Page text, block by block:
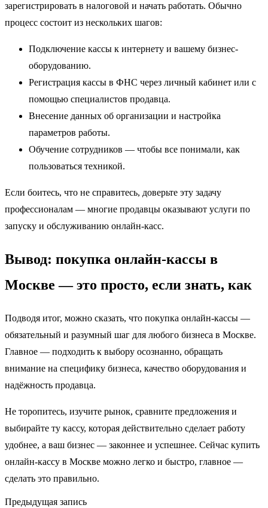
зарегистрировать в налоговой и начать работать. Обычно
процесс состоит из нескольких шагов:
Подключение кассы к интернету и вашему бизнес-
оборудованию.
Регистрация кассы в ФНС через личный кабинет или с
помощью специалистов продавца.
Внесение данных об организации и настройка
параметров работы.
Обучение сотрудников — чтобы все понимали, как
пользоваться техникой.
Если боитесь, что не справитесь, доверьте эту задачу
профессионалам — многие продавцы оказывают услуги по
запуску и обслуживанию онлайн-касс.
Вывод: покупка онлайн-кассы в
Москве — это просто, если знать, как
Подводя итог, можно сказать, что покупка онлайн-кассы —
обязательный и разумный шаг для любого бизнеса в Москве.
Главное — подходить к выбору осознанно, обращать
внимание на специфику бизнеса, качество оборудования и
надёжность продавца.
Не торопитесь, изучите рынок, сравните предложения и
выбирайте ту кассу, которая действительно сделает работу
удобнее, а ваш бизнес — законнее и успешнее. Сейчас купить
онлайн-кассу в Москве можно легко и быстро, главное —
сделать это правильно.
Предыдущая запись